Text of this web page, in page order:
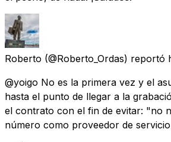
Roberto (@Roberto_Ordas) reportó
@yoigo No es la primera vez y el
hasta el punto de llegar a la
el contrato con el fin de evitar: "no
número como proveedor de